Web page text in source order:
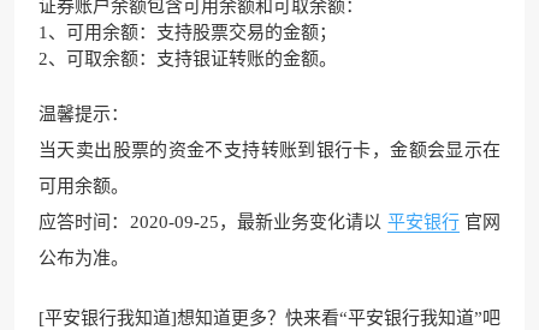
证券账户余额包含可用余额和可取余额：
1、可用余额：支持股票交易的金额；
2、可取余额：支持银证转账的金额。
温馨提示：
当天卖出股票的资金不支持转账到银行卡，金额会显示在
可用余额。
应答时间：2020-09-25，最新业务变化请以 平安银行 官网
公布为准。
[平安银行我知道]想知道更多？快来看“平安银行我知道”吧